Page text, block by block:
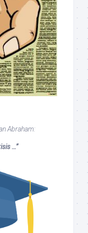
Abraham:
…”